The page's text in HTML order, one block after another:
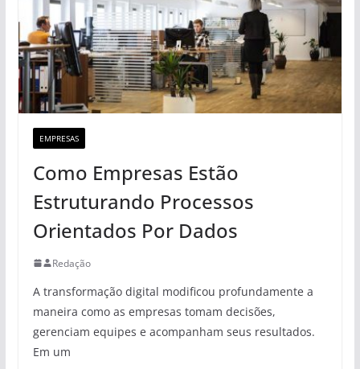
EMPRESAS
Como Empresas Estão
Estruturando Processos
Orientados Por Dados
Redação
A transformação digital modificou profundamente a
maneira como as empresas tomam decisões,
gerenciam equipes e acompanham seus resultados.
Em um